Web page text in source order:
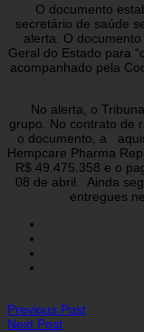
O documento
secretário de saúde
alerta. O
Geral do Estado para
acompanhado pela
No alerta, o
grupo. No contrato de
o documento, a
Hempcare Pharma
R$ 49.475.358 e o
08 de abril. Ainda
entregues
Previous Post
Next Post